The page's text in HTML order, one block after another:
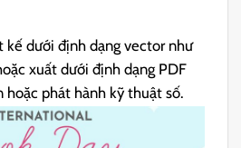
dưới định dạng vector như
xuất dưới định dạng PDF
hoặc phát hành kỹ thuật số.